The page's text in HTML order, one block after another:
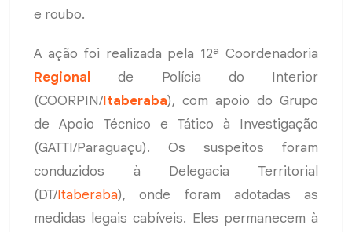
e roubo.
A ação foi realizada pela 12ª Coordenadoria
Regional
de Polícia do Interior
(COORPIN/Itaberaba), com apoio do Grupo
de Apoio Técnico e Tático à Investigação
(GATTI/Paraguaçu). Os suspeitos foram
conduzidos à Delegacia Territorial
(DT/Itaberaba), onde foram adotadas as
medidas legais cabíveis. Eles permanecem à